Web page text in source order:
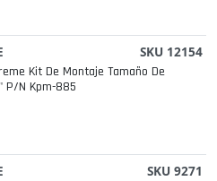
SKU 12154
De Montaje Tamaño De
P/n Kpm-885
SKU 9271